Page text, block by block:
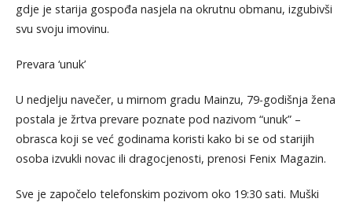
gdje je starija gospođa nasjela na okrutnu obmanu, izgubivši
svu svoju imovinu.
Prevara ‘unuk’
U nedjelju navečer, u mirnom gradu Mainzu, 79-godišnja žena
postala je žrtva prevare poznate pod nazivom “unuk” –
obrasca koji se već godinama koristi kako bi se od starijih
osoba izvukli novac ili dragocjenosti, prenosi Fenix Magazin.
Sve je započelo telefonskim pozivom oko 19:30 sati. Muški